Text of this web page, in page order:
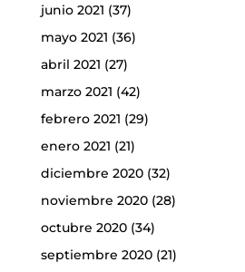
junio 2021 (37)
mayo 2021 (36)
abril 2021 (27)
marzo 2021 (42)
febrero 2021 (29)
enero 2021 (21)
diciembre 2020(32)
noviembre 2020(28)
octubre 2020(34)
septiembre 2020(21)